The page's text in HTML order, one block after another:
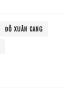
ĐỖ XUÂN CANG